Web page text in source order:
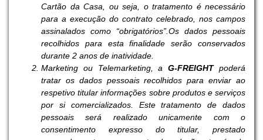
Cartão da Casa, ou seja, o tratamento é necessário
para a execução do contrato celebrado, nos campos
assinalados como “obrigatórios”.Os dados pessoais
recolhidos para esta finalidade serão conservados
durante 2 anos de inatividade.
Marketing ou Telemarketing, aG-FREIGHTpoderá
tratar os dados pessoais recolhidos para enviar ao
respetivo titular informações sobre produtos e serviços
por si comercializados. Este tratamento de dados
pessoais será realizado unicamente com o
consentimento expresso do titular, prestado